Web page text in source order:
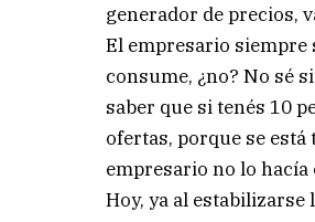
generador de precios,
El empresario siempre
consume, ¿no? No sé
saber que si tenés 10
ofertas, porque se
empresario no lo hacía
Hoy, ya al